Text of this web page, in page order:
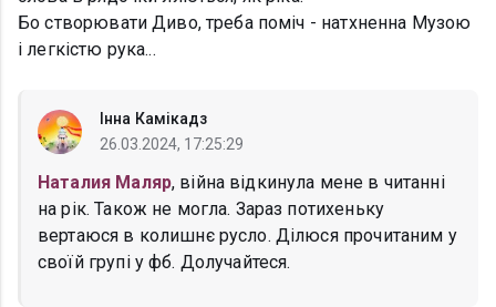
Бо створювати Диво, треба поміч - натхненна Музою
і легкістю рука...
Інна Камікадз
26.03.2024, 17:25:29
Наталия Маляр, війна відкинула мене в читанні
на рік. Також не могла. Зараз потихеньку
вертаюся в колишнє русло. Ділюся прочитаним у
своїй групі у фб. Долучайтеся.